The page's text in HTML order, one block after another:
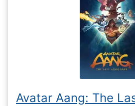
Avatar Aang: The